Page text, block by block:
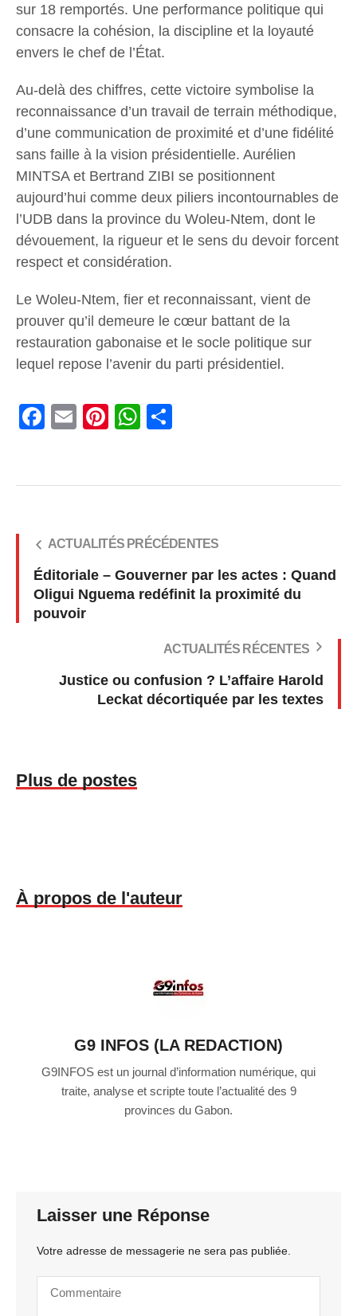
sur 18 remportés. Une performance politique qui
consacre la cohésion, la discipline et la loyauté
envers le chef de l’État.
Au-delà des chiffres, cette victoire symbolise la
reconnaissance d’un travail de terrain méthodique,
d’une communication de proximité et d’une fidélité
sans faille à la vision présidentielle. Aurélien
MINTSA et Bertrand ZIBI se positionnent
aujourd’hui comme deux piliers incontournables de
l’UDB dans la province du Woleu-Ntem, dont le
dévouement, la rigueur et le sens du devoir forcent
respect et considération.
Le Woleu-Ntem, fier et reconnaissant, vient de
prouver qu’il demeure le cœur battant de la
restauration gabonaise et le socle politique sur
lequel repose l’avenir du parti présidentiel.
Facebook
Email PinterestWhatsApp
ACTUALITÉS PRÉCÉDENTES
Éditoriale – Gouverner par les actes : Quand
Oligui Nguema redéfinit la proximité du
pouvoir
ACTUALITÉS RÉCENTES
Justice ou confusion ? L’affaire Harold
Leckat décortiquée par les textes
Plus de postes
À propos de l'auteur
G9 INFOS (LA REDACTION)
G9INFOS est un journal d’information numérique, qui
traite, analyse et scripte toute l’actualité des 9
provinces du Gabon.
Laisser une Réponse
Votre adresse de messagerie ne sera pas publiée.